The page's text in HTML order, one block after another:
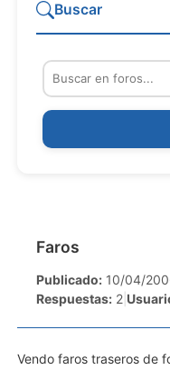
Faros
Publicado: 10/04/
Respuestas: 2
Vendo faros traseros de
Buscar